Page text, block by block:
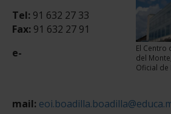
El Centro
del
Oficial de
Tel: 91 632 27 33
Fax: 91 632 27 91
e-
mail: